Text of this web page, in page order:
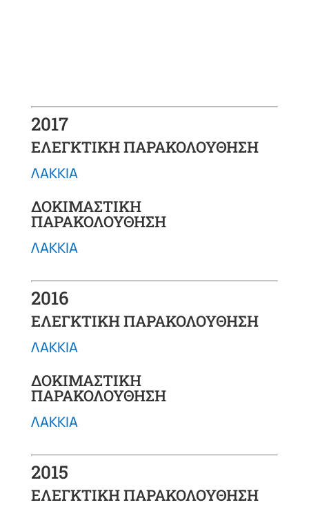
2017
ΕΛΕΓΚΤΙΚΗ ΠΑΡΑΚΟΛΟΥΘΗΣΗ
ΛΑΚΚΙΑ
ΔΟΚΙΜΑΣΤΙΚΗ
ΠΑΡΑΚΟΛΟΥΘΗΣΗ
ΛΑΚΚΙΑ
2016
ΕΛΕΓΚΤΙΚΗ ΠΑΡΑΚΟΛΟΥΘΗΣΗ
ΛΑΚΚΙΑ
ΔΟΚΙΜΑΣΤΙΚΗ
ΠΑΡΑΚΟΛΟΥΘΗΣΗ
ΛΑΚΚΙΑ
2015
ΕΛΕΓΚΤΙΚΗ ΠΑΡΑΚΟΛΟΥΘΗΣΗ